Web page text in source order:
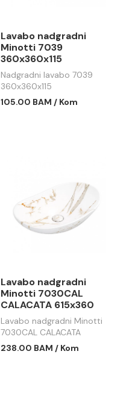
Lavabo nadgradni
Minotti 7039
360x360x115
Nadgradni lavabo 7039
360x360x115
105.00 BAM / Kom
Lavabo nadgradni
Minotti 7030CAL
CALACATA 615x360
Lavabo nadgradni Minotti
7030CAL CALACATA
615x360
238.00 BAM / Kom